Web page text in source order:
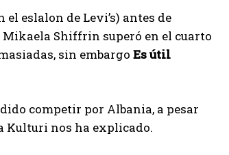
eslalon de Levi’s) antes de
Shiffrin superó en el cuarto
sin embargo Es útil
competir por Albania, a pesar
Kulturi nos ha explicado.